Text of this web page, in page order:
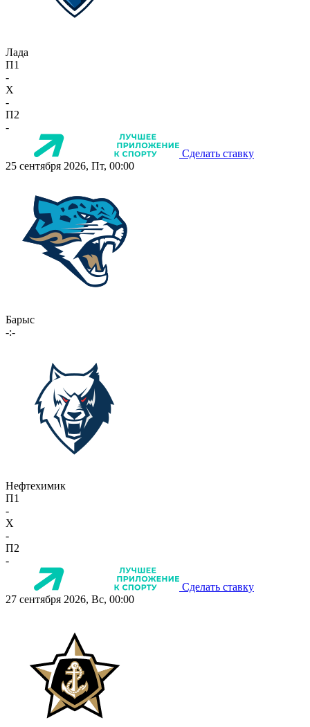
Лада
П1
-
X
-
П2
-
Сделать ставку
25 сентября 2026, Пт, 00:00
Барыс
-:-
Нефтехимик
П1
-
X
-
П2
-
Сделать ставку
27 сентября 2026, Вс, 00:00